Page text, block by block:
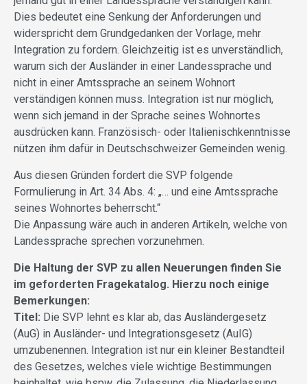
Dies bedeutet eine Senkung der Anforderungen und
widerspricht dem Grundgedanken der Vorlage, mehr
Integration zu fordern. Gleichzeitig ist es unverständlich,
warum sich der Ausländer in einer Landessprache und
nicht in einer Amtssprache an seinem Wohnort
verständigen können muss. Integration ist nur möglich,
wenn sich jemand in der Sprache seines Wohnortes
ausdrücken kann. Französisch- oder Italienischkenntnisse
nützen ihm dafür in Deutschschweizer Gemeinden wenig.
Aus diesen Gründen fordert die SVP folgende
Formulierung in Art. 34 Abs. 4: „… und eine Amtssprache
seines Wohnortes beherrscht.“
Die Anpassung wäre auch in anderen Artikeln, welche von
Landessprache sprechen vorzunehmen.
Die Haltung der SVP zu allen Neuerungen finden Sie
im geforderten Fragekatalog. Hierzu noch einige
Bemerkungen:
Titel: Die SVP lehnt es klar ab, das Ausländergesetz
(AuG) in Ausländer- und Integrationsgesetz (AuIG)
umzubenennen. Integration ist nur ein kleiner Bestandteil
des Gesetzes, welches viele wichtige Bestimmungen